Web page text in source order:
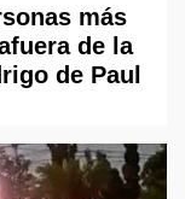
más
de la
de Paul